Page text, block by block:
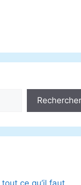
Rechercher
ce qu’il faut